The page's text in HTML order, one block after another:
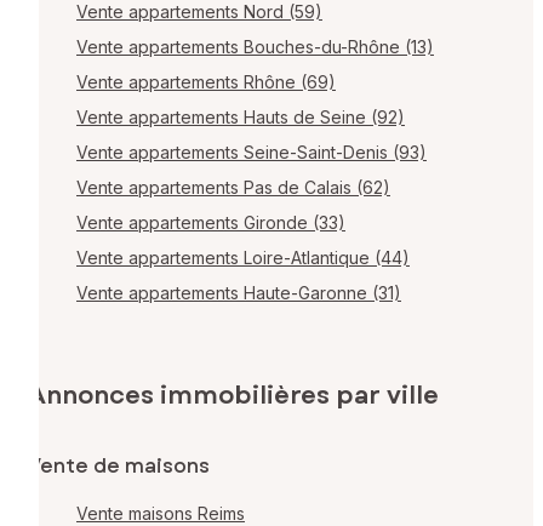
Vente appartements Nord (59)
Vente appartements Bouches-du-Rhône (13)
Vente appartements Rhône (69)
Vente appartements Hauts de Seine (92)
Vente appartements Seine-Saint-Denis (93)
Vente appartements Pas de Calais (62)
Vente appartements Gironde (33)
Vente appartements Loire-Atlantique (44)
Vente appartements Haute-Garonne (31)
Annonces immobilières par ville
Vente de maisons
Vente maisons Reims